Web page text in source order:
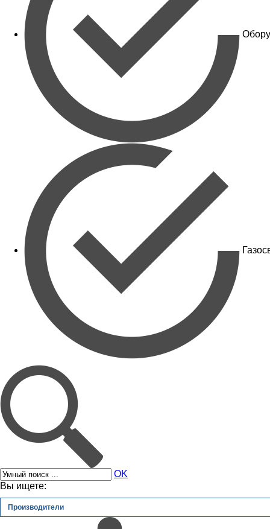
OK
Вы ищете:
Производители